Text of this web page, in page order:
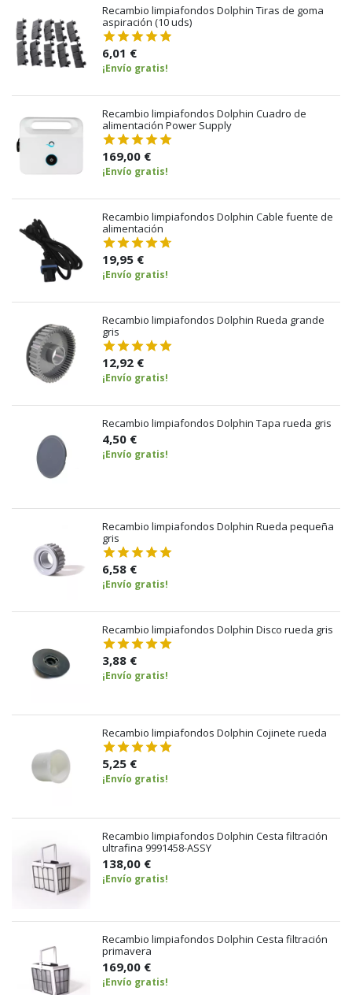
Recambio limpiafondos Dolphin Tiras de goma
aspiración (10 uds)
6,01 €
¡Envío gratis!
Recambio limpiafondos Dolphin Cuadro de
alimentación Power Supply
169,00 €
¡Envío gratis!
Recambio limpiafondos Dolphin Cable fuente de
alimentación
19,95 €
¡Envío gratis!
Recambio limpiafondos Dolphin Rueda grande
gris
12,92 €
¡Envío gratis!
Recambio limpiafondos Dolphin Tapa rueda gris
4,50 €
¡Envío gratis!
Recambio limpiafondos Dolphin Rueda pequeña
gris
6,58 €
¡Envío gratis!
Recambio limpiafondos Dolphin Disco rueda gris
3,88 €
¡Envío gratis!
Recambio limpiafondos Dolphin Cojinete rueda
5,25 €
¡Envío gratis!
Recambio limpiafondos Dolphin Cesta filtración
ultrafina 9991458-ASSY
138,00 €
¡Envío gratis!
Recambio limpiafondos Dolphin Cesta filtración
primavera
169,00 €
¡Envío gratis!